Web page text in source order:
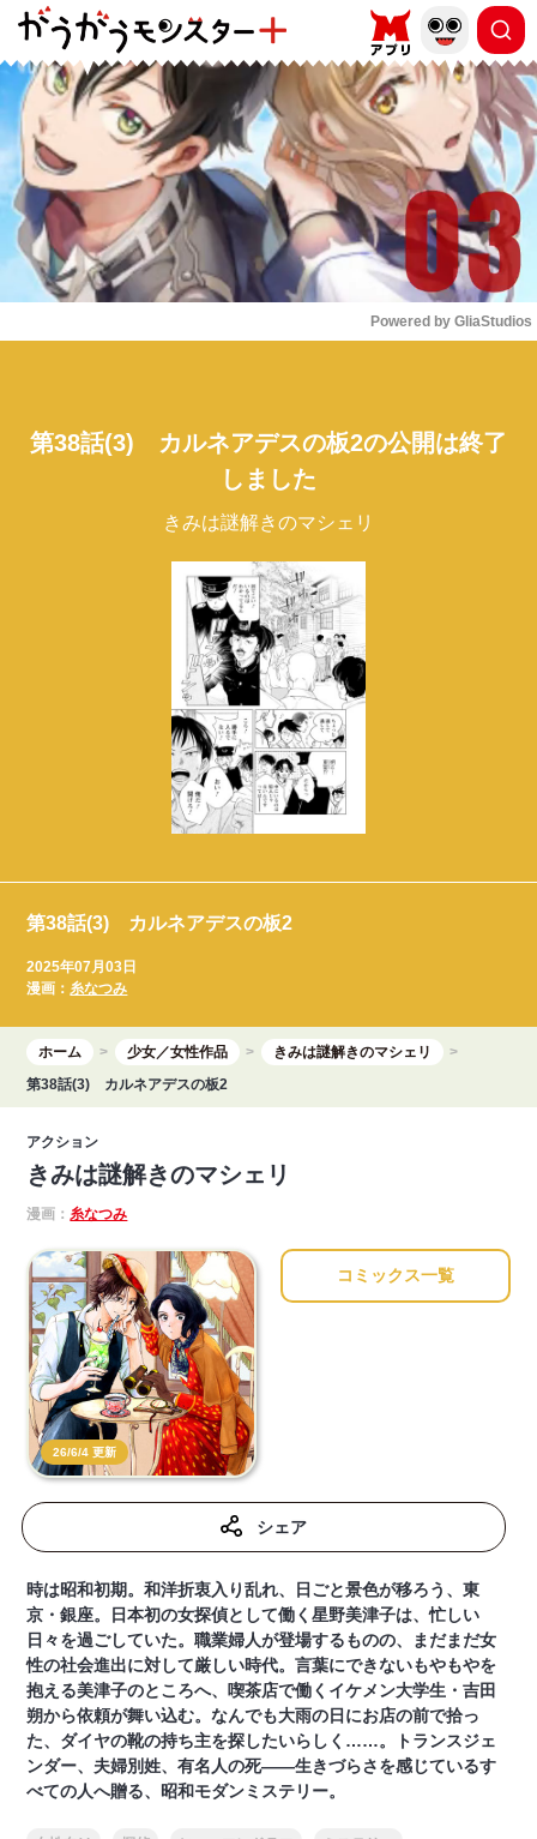
もっと読む
Powered by GliaStudios
第38話(3) カルネアデスの板2の公開は終了
しました
きみは謎解きのマシェリ
第38話(3) カルネアデスの板2
2025年07月03日
漫画：糸なつみ
ホーム 少女／女性作品
きみは謎解きのマシェリ
第38話(3) カルネアデスの板2
アクション
きみは謎解きのマシェリ
漫画： 糸なつみ
26/6/4 更新
コミックス一覧
シェア
時は昭和初期。和洋折衷入り乱れ、日ごと景色が移ろう、東
京・銀座。日本初の女探偵として働く星野美津子は、忙しい
日々を過ごしていた。職業婦人が登場するものの、まだまだ女
性の社会進出に対して厳しい時代。言葉にできないもやもやを
抱える美津子のところへ、喫茶店で働くイケメン大学生・吉田
朔から依頼が舞い込む。なんでも大雨の日にお店の前で拾っ
た、ダイヤの靴の持ち主を探したいらしく……。トランスジェ
ンダー、夫婦別姓、有名人の死――生きづらさを感じているす
べての人へ贈る、昭和モダンミステリー。